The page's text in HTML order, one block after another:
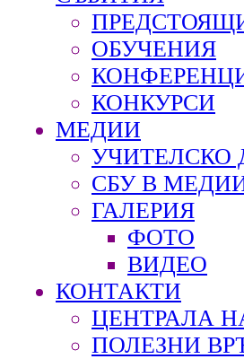
ОБУЧЕНИЯ
КОНКУРСИ
МЕДИИ
УЧИТЕЛСКО
СБУ В
ГАЛЕРИЯ
ФОТО
ВИДЕО
КОНТАКТИ
ЦЕНТРАЛА
ПОЛЕЗНИ